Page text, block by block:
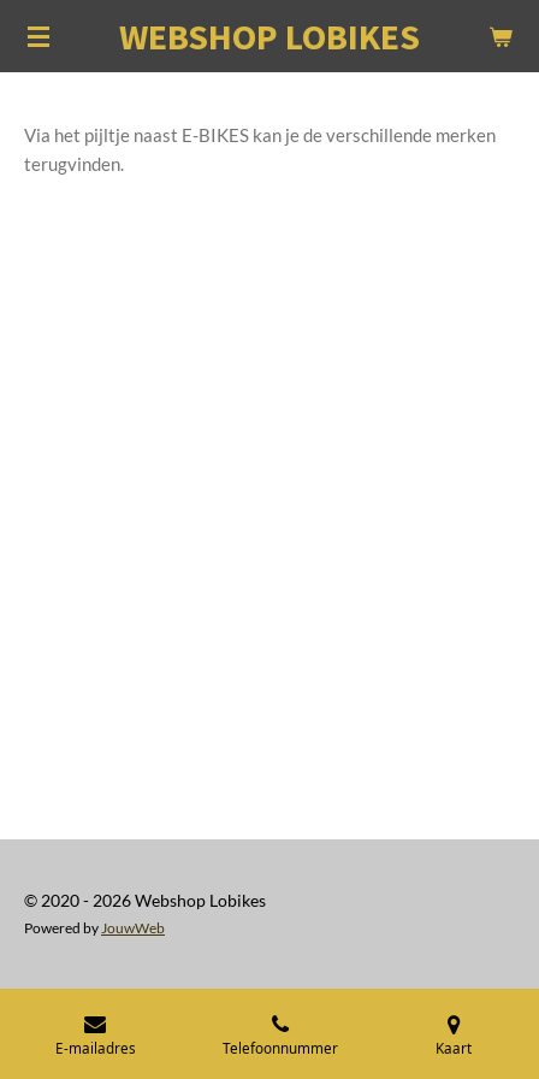
Ga
direct
hoofdinhoud
WEBSHOP LOBIKES
Via het pijltje naast E-BIKES kan je de verschillende merken
terugvinden.
© 2020 - 2026 Webshop Lobikes
Powered by JouwWeb
E-mailadres Telefoonnummer Kaart